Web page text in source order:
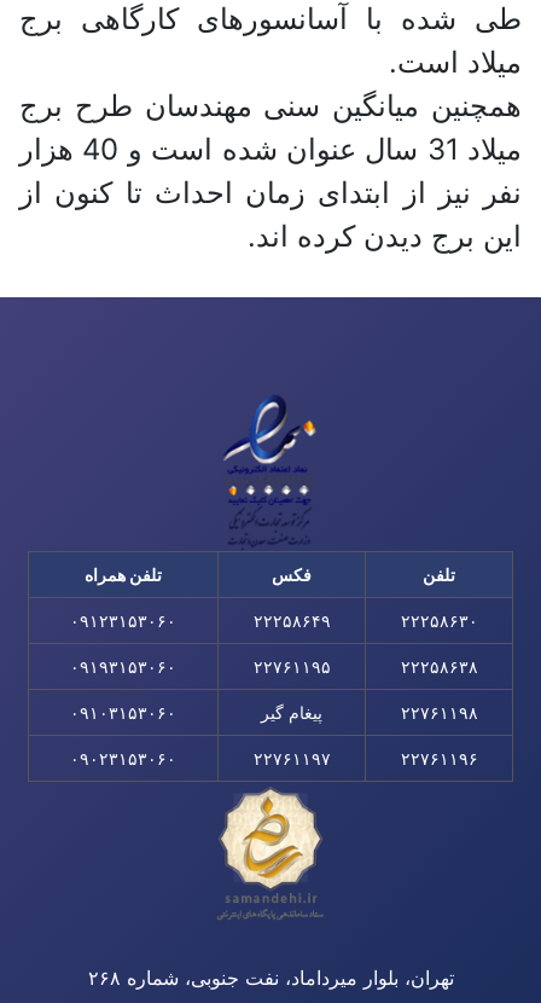
طی شده با آسانسورهای کارگاهی برج
میلاد است.
همچنین میانگین سنی مهندسان طرح برج
میلاد 31 سال عنوان شده است و 40 هزار
نفر نیز از ابتدای زمان احداث تا کنون از
این برج دیدن کرده اند.
تلفن فکس تلفن همراه
۲۲۲۵۸۶۳۰ ۲۲۲۵۸۶۴۹ ۰۹۱۲۳۱۵۳۰۶۰
۲۲۲۵۸۶۳۸ ۲۲۷۶۱۱۹۵ ۰۹۱۹۳۱۵۳۰۶۰
۲۲۷۶۱۱۹۸ پیغام گیر ۰۹۱۰۳۱۵۳۰۶۰
۲۲۷۶۱۱۹۶ ۲۲۷۶۱۱۹۷ ۰۹۰۲۳۱۵۳۰۶۰
تهران، بلوار میرداماد، نفت جنوبی، شماره ۲۶۸